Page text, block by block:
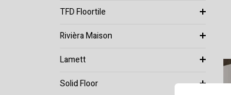
TFD Floortile
Rivièra Maison
Lamett
Solid Floor